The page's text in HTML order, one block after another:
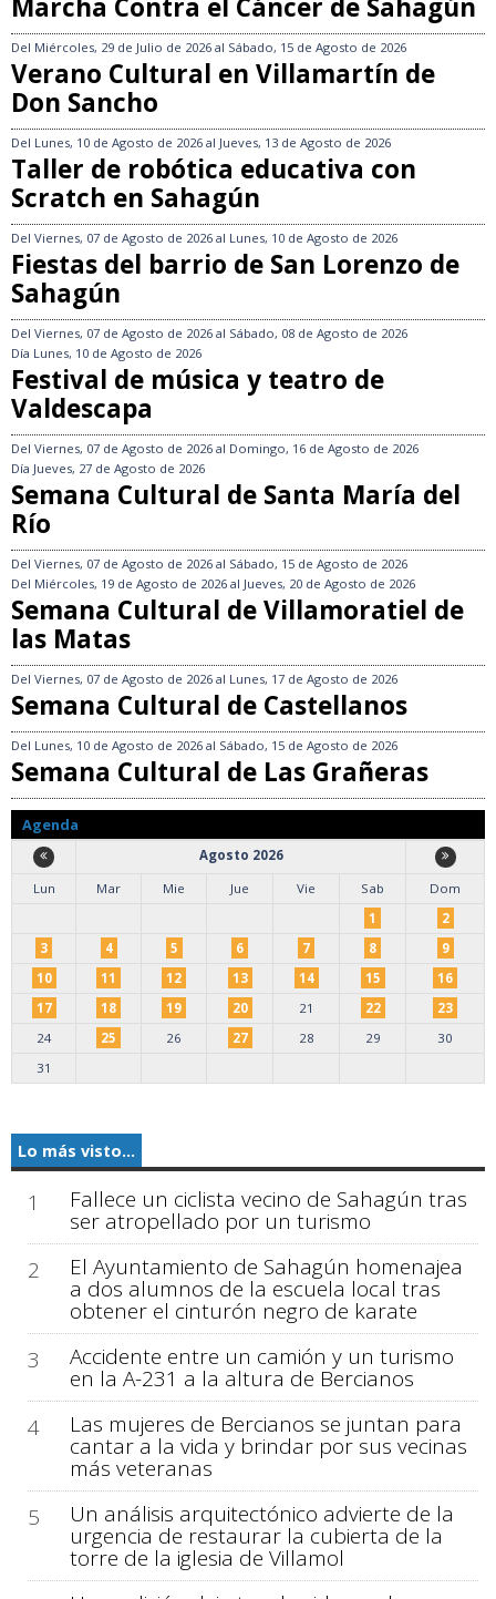
Del Miércoles, 29 de Julio de 2026 al Sábado, 15 de Agosto de 2026
Verano Cultural en Villamartín de
Don Sancho
Del Lunes, 10 de Agosto de 2026 al Jueves, 13 de Agosto de 2026
Taller de robótica educativa con
Scratch en Sahagún
Del Viernes, 07 de Agosto de 2026 al Lunes, 10 de Agosto de 2026
Fiestas del barrio de San Lorenzo de
Sahagún
Del Viernes, 07 de Agosto de 2026 al Sábado, 08 de Agosto de 2026
Día Lunes, 10 de Agosto de 2026
Festival de música y teatro de
Valdescapa
Del Viernes, 07 de Agosto de 2026 al Domingo, 16 de Agosto de 2026
Día Jueves, 27 de Agosto de 2026
Semana Cultural de Santa María del
Río
Del Viernes, 07 de Agosto de 2026 al Sábado, 15 de Agosto de 2026
Del Miércoles, 19 de Agosto de 2026 al Jueves, 20 de Agosto de 2026
Semana Cultural de Villamoratiel de
las Matas
Del Viernes, 07 de Agosto de 2026 al Lunes, 17 de Agosto de 2026
Semana Cultural de Castellanos
Del Lunes, 10 de Agosto de 2026 al Sábado, 15 de Agosto de 2026
Semana Cultural de Las Grañeras
Agenda
Agosto 2026
Lun
Mar Mie Jue Vie Sab
Dom
1
2
3
4 5 6 7 8
9
10
11 12 13 14 15
16
17
18 19 20 21 22
23
24
25 26 27 28 29
30
31
Lo más visto...
1 Fallece un ciclista vecino de Sahagún tras
ser atropellado por un turismo
2
El Ayuntamiento de Sahagún homenajea
a dos alumnos de la escuela local tras
obtener el cinturón negro de karate
3
Accidente entre un camión y un turismo
en la A-231 a la altura de Bercianos
4
Las mujeres de Bercianos se juntan para
cantar a la vida y brindar por sus vecinas
más veteranas
5
Un análisis arquitectónico advierte de la
urgencia de restaurar la cubierta de la
torre de la iglesia de Villamol